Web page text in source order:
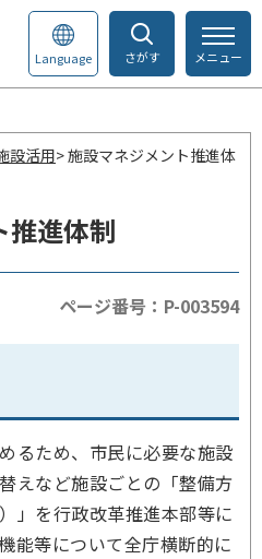
さがす
Language メニュー
設活用> 施設マネジメント推進体
推進体制
ページ番号：P-003594
るため、市民に必要な施設
えなど施設ごとの「整備方
」を行政改革推進本部等に
能等について全庁横断的に